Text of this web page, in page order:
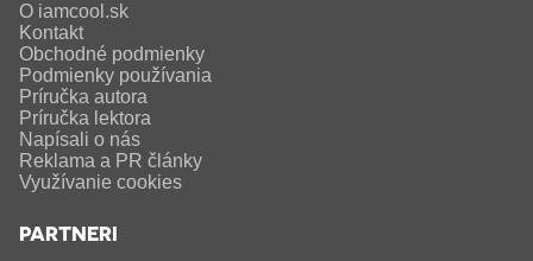
O iamcool.sk
Kontakt
Obchodné podmienky
Podmienky používania
Príručka autora
Príručka lektora
Napísali o nás
Reklama a PR články
Využívanie cookies
PARTNERI